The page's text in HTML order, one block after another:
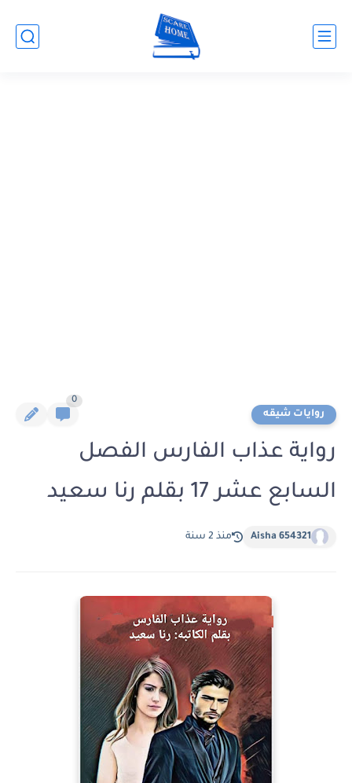
روايات شيقه
0
رواية عذاب الفارس الفصل
السابع عشر 17 بقلم رنا سعيد
Aisha 654321 منذ 2 سنة